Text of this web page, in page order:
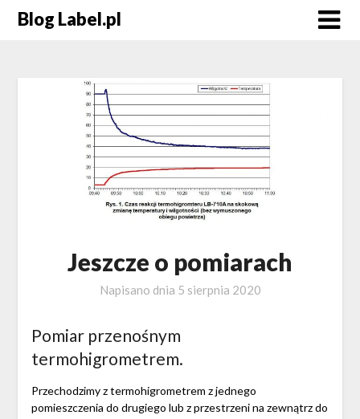
Blog Label.pl
Jeszcze o pomiarach
Napisano dnia 5 sierpnia 2020
Pomiar przenośnym
termohigrometrem.
Przechodzimy z termohigrometrem z jednego
pomieszczenia do drugiego lub z przestrzeni na zewnątrz do